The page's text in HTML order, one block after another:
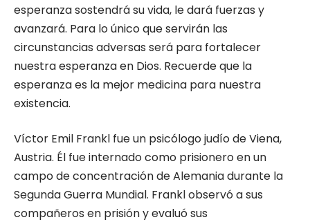
esperanza sostendrá su vida, le dará fuerzas y
avanzará. Para lo único que servirán las
circunstancias adversas será para fortalecer
nuestra esperanza en Dios. Recuerde que la
esperanza es la mejor medicina para nuestra
existencia.
Víctor Emil Frankl fue un psicólogo judío de Viena,
Austria. Él fue internado como prisionero en un
campo de concentración de Alemania durante la
Segunda Guerra Mundial. Frankl observó a sus
compañeros en prisión y evaluó sus